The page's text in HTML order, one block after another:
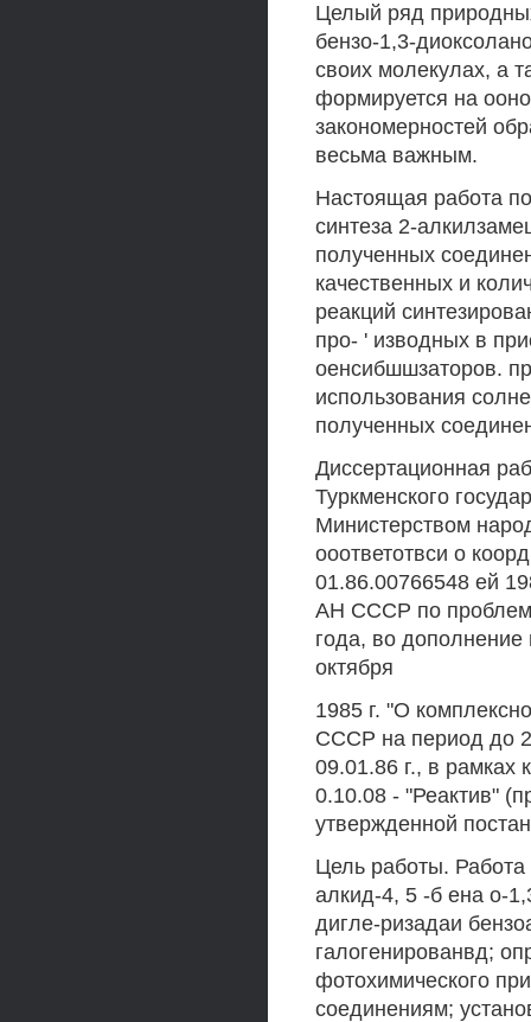
Целый ряд
бензо-1,3-
своих молекулах, а
формируется на
закономерностей
весьма важным.
Настоящая работа
синтеза 2-
полученных
качественных и
реакций
про- ' изводных в
оенсибшшзаторов.
использования
полученных
Диссертационная
Туркменского
Министерством
ооответотвси о
01.86.00766548 ей
АН СССР по
года, во
октября
1985 г. "О
СССР на период до
09.01.86 г., в рамках
0.10.08 - "Реактив"
утвержденной
Цель работы. Работа
алкид-4, 5 -б ена о-
дигле-ризадаи
галогенированвд;
фотохимического
соединениям;